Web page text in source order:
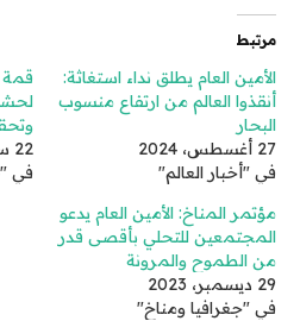
مرتبط
الأمين العام يطلق نداء استغاثة:
أنقذوا العالم من ارتفاع منسوب
البحار
27 أغسطس، 2024
في "أخبار العالم"
قمة
22 سبتمبر، 2023
في
مؤتمر المناخ: الأمين العام يدعو
المجتمعين للتحلي بأقصى قدر
من الطموح والمرونة
29 ديسمبر، 2023
في "جغرافيا ومناخ"